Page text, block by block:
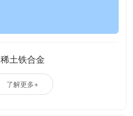
稀土铁合金
了解更多+